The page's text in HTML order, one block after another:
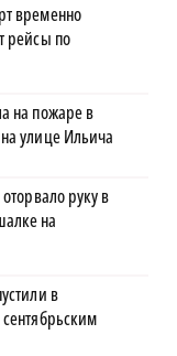
временно
рейсы по
на пожаре в
улице Ильича
руку в
на
в